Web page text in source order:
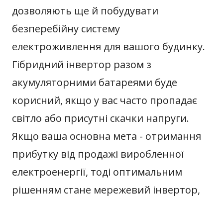
дозволяють ще й побудувати
безперебійну систему
електроживлення для вашого будинку.
Гібридний інвертор разом з
акумуляторними батареями буде
корисний, якщо у вас часто пропадає
світло або присутні скачки напруги.
Якщо ваша основна мета - отримання
прибутку від продажі виробленної
електроенергії, тоді оптимальним
рішенням стане мережевий інвертор,